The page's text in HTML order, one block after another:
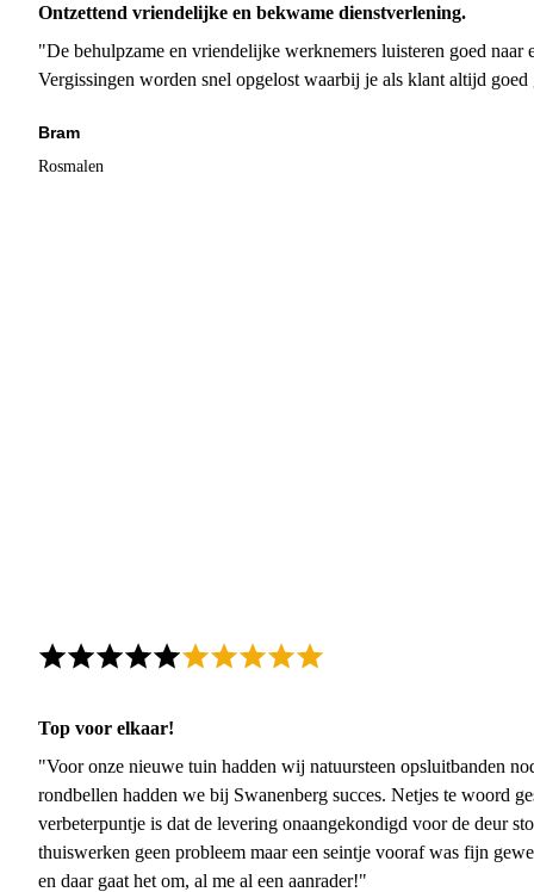
Ontzettend vriendelijke en bekwame dienstverlening.
"De behulpzame en vriendelijke werknemers luisteren goed naar
Vergissingen worden snel opgelost waarbij je als klant altijd
Bram
Rosmalen
Top voor elkaar!
"Voor onze nieuwe tuin hadden wij natuursteen opsluitbanden
rondbellen hadden we bij Swanenberg succes. Netjes te woord
verbeterpuntje is dat de levering onaangekondigd voor de deur
thuiswerken geen probleem maar een seintje vooraf was fijn
en daar gaat het om, al me al een aanrader!"